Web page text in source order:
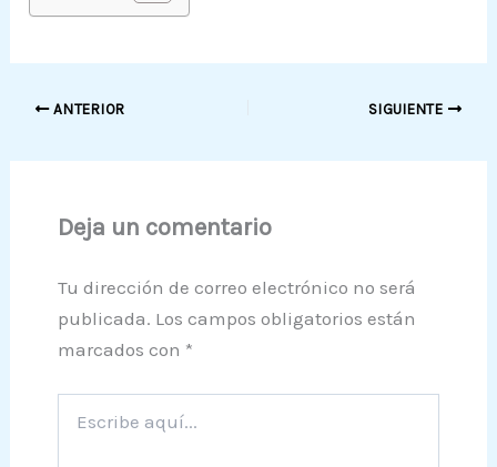
ANTERIOR SIGUIENTE
Deja un comentario
Tu dirección de correo electrónico no será
publicada. Los campos obligatorios están
marcados con *
aquí...